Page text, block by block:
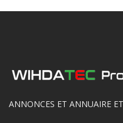
ANNONCES ET ANNUAIRE